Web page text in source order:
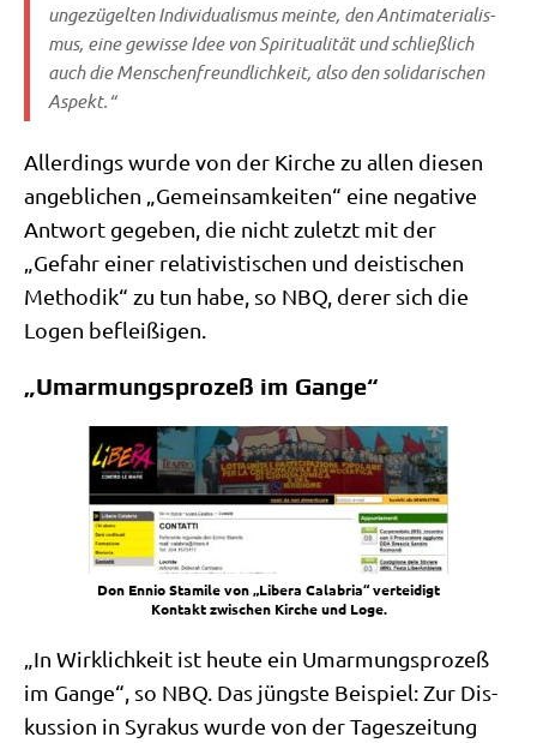
unge­zü­gel­ten Indi­vi­dua­lis­mus mein­te, den Anti­ma­te­ria­lis­
mus, eine gewis­se Idee von Spi­ri­tua­li­tät und schließ­lich
auch die Men­schen­freund­lich­keit, also den soli­da­ri­schen
Aspekt.“
Aller­dings wur­de von der Kir­che zu allen die­sen
angeb­li­chen „Gemein­sam­kei­ten“ eine nega­ti­ve
Ant­wort gege­ben, die nicht zuletzt mit der
„Gefahr einer rela­ti­vi­sti­schen und dei­sti­schen
Metho­dik“ zu tun habe, so NBQ, derer sich die
Logen befleißigen.
„Umarmungsprozeß im Gange“
Don Ennio Stami­le von „Libe­ra Cala­b­ria“ ver­tei­digt
Kon­takt zwi­schen Kir­che und Loge.
„In Wirk­lich­keit ist heu­te ein Umar­mungs­pro­zeß
im Gan­ge“, so NBQ. Das jüng­ste Bei­spiel: Zur Dis­
kus­si­on in Syra­kus wur­de von der Tages­zei­tung